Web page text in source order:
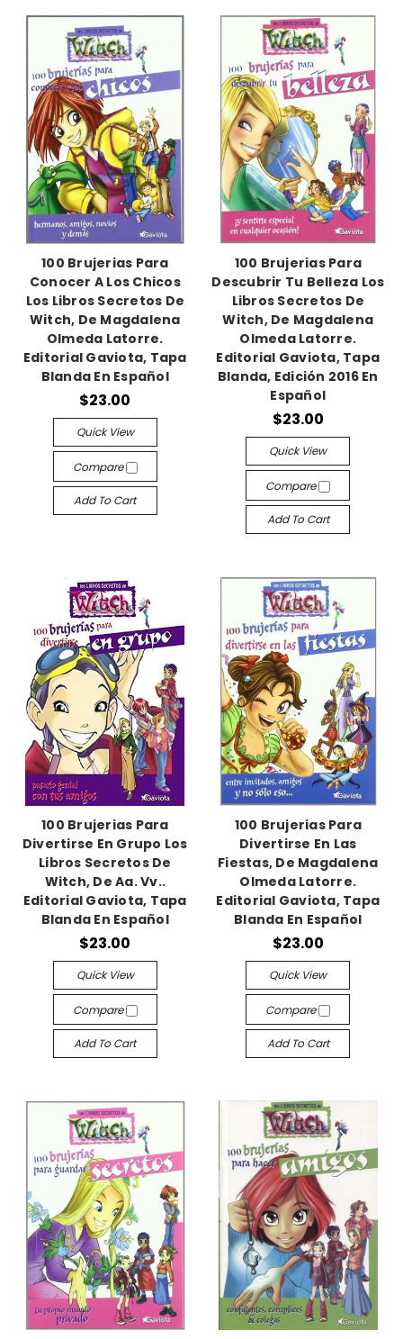
100 Brujerias Para
Conocer A Los Chicos
Los Libros Secretos De
Witch, De Magdalena
Olmeda Latorre.
Editorial Gaviota, Tapa
Blanda En Español
$23.00
Quick View
Compare
Add To Cart
100 Brujerias Para
Descubrir Tu Belleza Los
Libros Secretos De
Witch, De Magdalena
Olmeda Latorre.
Editorial Gaviota, Tapa
Blanda, Edición 2016 En
Español
$23.00
Quick View
Compare
Add To Cart
100 Brujerias Para
Divertirse En Grupo Los
Libros Secretos De
Witch, De Aa. Vv..
Editorial Gaviota, Tapa
Blanda En Español
$23.00
Quick View
Compare
Add To Cart
100 Brujerias Para
Divertirse En Las
Fiestas, De Magdalena
Olmeda Latorre.
Editorial Gaviota, Tapa
Blanda En Español
$23.00
Quick View
Compare
Add To Cart